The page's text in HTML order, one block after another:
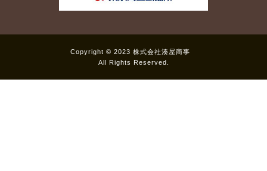
Copyright © 2023 株式会社湊屋商事
All Rights Reserved.